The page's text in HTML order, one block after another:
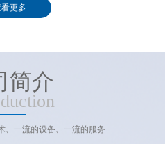
更多
简介
、一流的设备、一流的服务